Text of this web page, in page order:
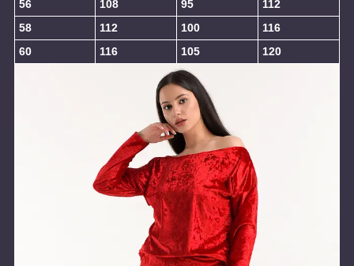
56
108 95
112
58
112 100
116
60
116 105 120